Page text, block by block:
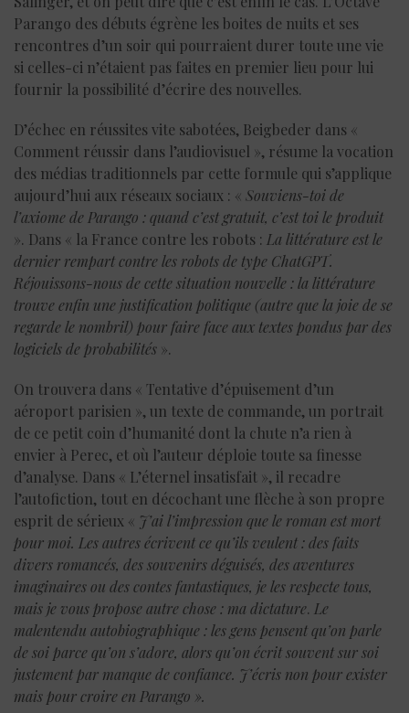
Parango des débuts égrène les boites de nuits et ses
rencontres d’un soir qui pourraient durer toute une vie
si celles-ci n’étaient pas faites en premier lieu pour lui
fournir la possibilité d’écrire des nouvelles.
D’échec en réussites vite sabotées, Beigbeder dans «
Comment réussir dans l’audiovisuel », résume la vocation
des médias traditionnels par cette formule qui s’applique
aujourd’hui aux réseaux sociaux : « Souviens-toi de
l’axiome de Parango : quand c’est gratuit, c’est toi le produit
». Dans « la France contre les robots : La littérature est le
dernier rempart contre les robots de type ChatGPT.
Réjouissons-nous de cette situation nouvelle : la littérature
trouve enfin une justification politique (autre que la joie de se
regarde le nombril) pour faire face aux textes pondus par des
logiciels de probabilités ».
On trouvera dans « Tentative d’épuisement d’un
aéroport parisien », un texte de commande, un portrait
de ce petit coin d’humanité dont la chute n’a rien à
envier à Perec, et où l’auteur déploie toute sa finesse
d’analyse. Dans « L’éternel insatisfait », il recadre
l’autofiction, tout en décochant une flèche à son propre
esprit de sérieux « J’ai l’impression que le roman est mort
pour moi. Les autres écrivent ce qu’ils veulent : des faits
divers romancés, des souvenirs déguisés, des aventures
imaginaires ou des contes fantastiques, je les respecte tous,
mais je vous propose autre chose : ma dictature. Le
malentendu autobiographique : les gens pensent qu’on parle
de soi parce qu’on s’adore, alors qu’on écrit souvent sur soi
justement par manque de confiance. J’écris non pour exister
mais pour croire en Parango ».